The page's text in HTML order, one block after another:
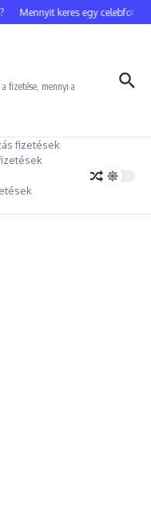
Mennyit keres egy celebfotós?
fizetése, mennyi a
fizetések